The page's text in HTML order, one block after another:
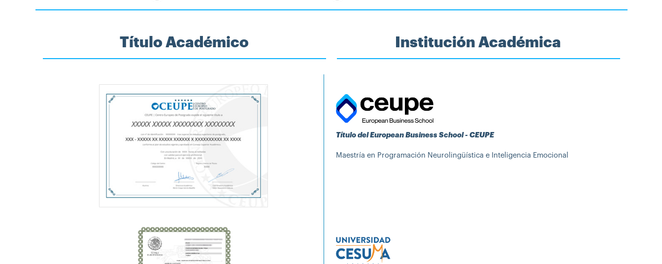
Título Académico Institución Académica
Título del European Business School - CEUPE
Maestría en Programación Neurolingüística e Inteligencia Emocional